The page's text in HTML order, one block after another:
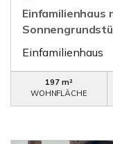
Einfamilienhaus
Einfamilienhaus
197 m²
WOHNFLÄCHE